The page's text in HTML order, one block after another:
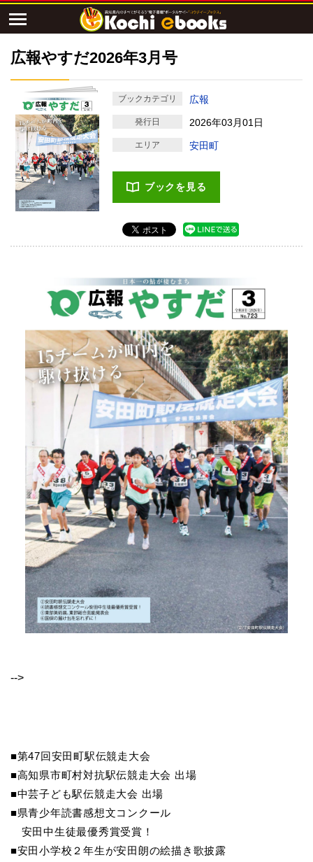
広報やすだ2026年3月号
ブックカテゴリ 広報
発行日 2026年03月01日
エリア 安田町
ブックを見る
-->
■第47回安田町駅伝競走大会
■高知県市町村対抗駅伝競走大会 出場
■中芸子ども駅伝競走大会 出場
■県青少年読書感想文コンクール
安田中生徒最優秀賞受賞！
■安田小学校２年生が安田朗の絵描き歌披露